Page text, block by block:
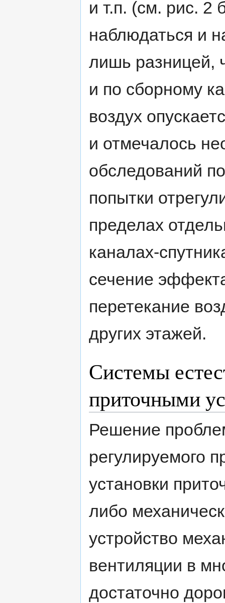
и т.п. (см. рис. 2
наблюдаться и
лишь разницей,
и по сборному
воздух
и отмечалось
обследований
попытки
пределах
каналах-
сечение
перетекание
других этажей.
Системы
приточными
Решение
регулируемого
установки
либо
устройство
вентиляции в
достаточно